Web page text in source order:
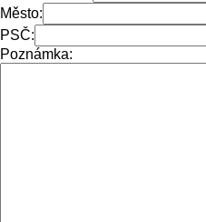
Město:
PSČ:
Poznámka: